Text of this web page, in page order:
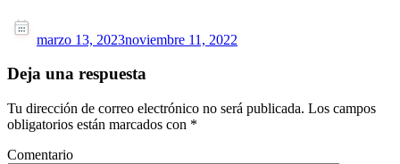
marzo 13, 2023noviembre 11, 2022
Deja una respuesta
Tu dirección de correo electrónico no será publicada. Los campos
obligatorios están marcados con *
Comentario